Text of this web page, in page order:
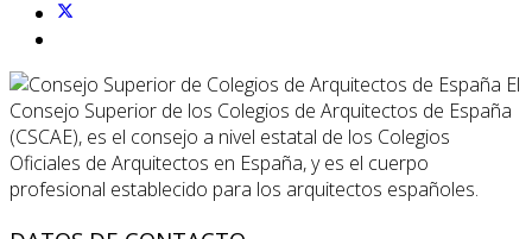
El
Consejo Superior de los Colegios de Arquitectos de España
(CSCAE), es el consejo a nivel estatal de los Colegios
Oficiales de Arquitectos en España, y es el cuerpo
profesional establecido para los arquitectos españoles.